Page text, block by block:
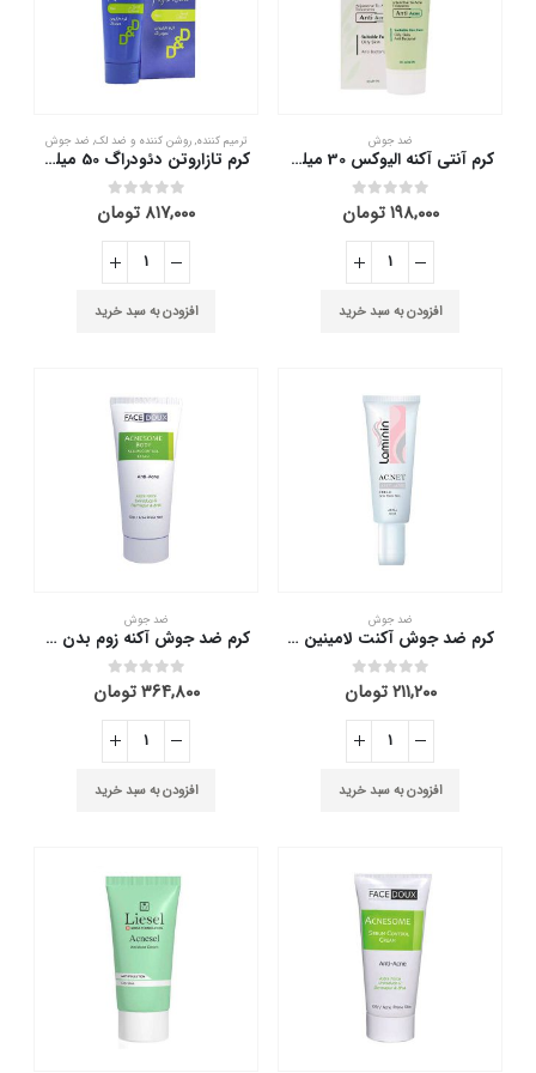
ضد جوش
کرم آنتی آکنه الیوکس 30 میلی لیتر
۱۹۸,۰۰۰تومان
افزودن به سبد خرید
ترمیم کننده, روشن کننده و ضد لک, ضد جوش
کرم تازاروتن دئودراگ 50 میلی لیتر
۸۱۷,۰۰۰ تومان
افزودن به سبد خرید
ضد جوش
کرم ضد جوش آکنت لامینین 30 میلی لیتر
0
out of 5
۲۱۱,۲۰۰تومان
افزودن به سبد خرید
ضد جوش
کرم ضد جوش آکنه زوم بدن فيس دوكس 75 میلی لیتر
0
۳۶۴,۸۰۰تومان
افزودن به سبد خرید